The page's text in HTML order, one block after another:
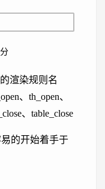
渲染规则名
、th_open、
、table_close
的开始着手于